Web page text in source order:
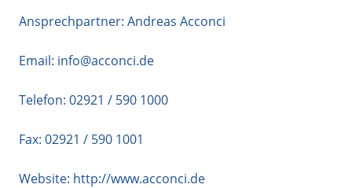
Ansprechpartner: Andreas Acconci
Email: info@acconci.de
Telefon: 02921 / 590 1000
Fax: 02921 / 590 1001
Website: http://www.acconci.de